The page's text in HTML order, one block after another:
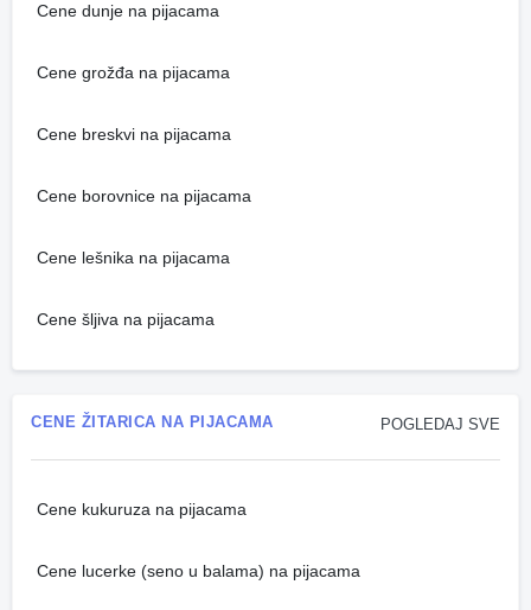
Cene dunje na pijacama
Cene grožđa na pijacama
Cene breskvi na pijacama
Cene borovnice na pijacama
Cene lešnika na pijacama
Cene šljiva na pijacama
POGLEDAJ SVE
CENE ŽITARICA NA PIJACAMA
Cene kukuruza na pijacama
Cene lucerke (seno u balama) na pijacama